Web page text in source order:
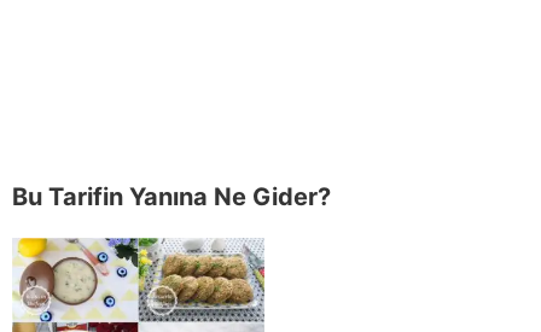
Bu Tarifin Yanına Ne Gider?